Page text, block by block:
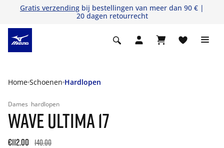
Gratis verzending bij bestellingen van meer dan 90 € |
20 dagen retourrecht
Home Schoenen Hardlopen
Dames hardlopen
WAVE ULTIMA 17
€112.00 140.00